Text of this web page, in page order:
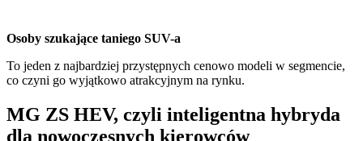
Osoby szukające taniego SUV-a
To jeden z najbardziej przystępnych cenowo modeli w segmencie,
co czyni go wyjątkowo atrakcyjnym na rynku.
MG ZS HEV, czyli inteligentna hybryda
dla nowoczesnych kierowców